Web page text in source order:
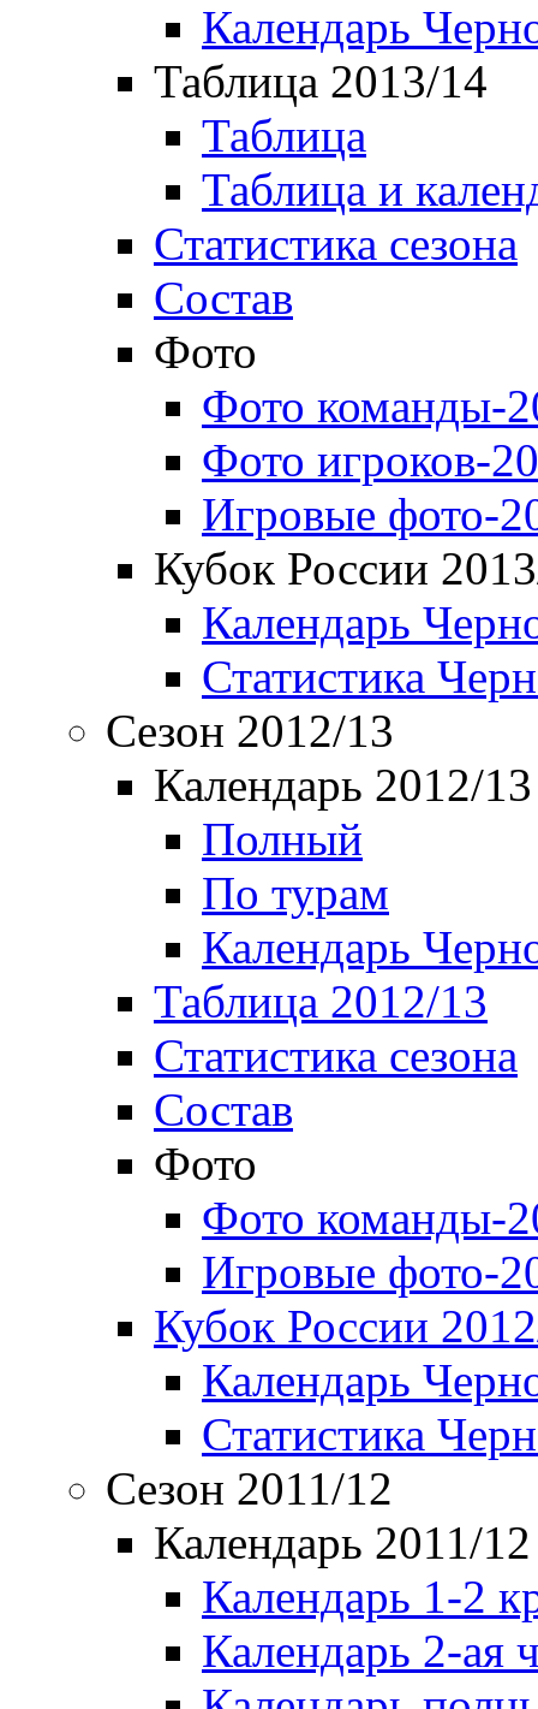
Календарь
Таблица 2013/14
Таблица
Таблица и
Статистика сезона
Состав
Фото
Фото команды-
Фото игроков-
Игровые фото-
Кубок России
Календарь
Статистика
Сезон 2012/13
Календарь 2012/13
Полный
По турам
Календарь
Таблица 2012/13
Статистика сезона
Состав
Фото
Фото команды-
Игровые фото-
Кубок России
Календарь
Статистика
Сезон 2011/12
Календарь 2011/12
Календарь 1-2
Календарь 2-ая